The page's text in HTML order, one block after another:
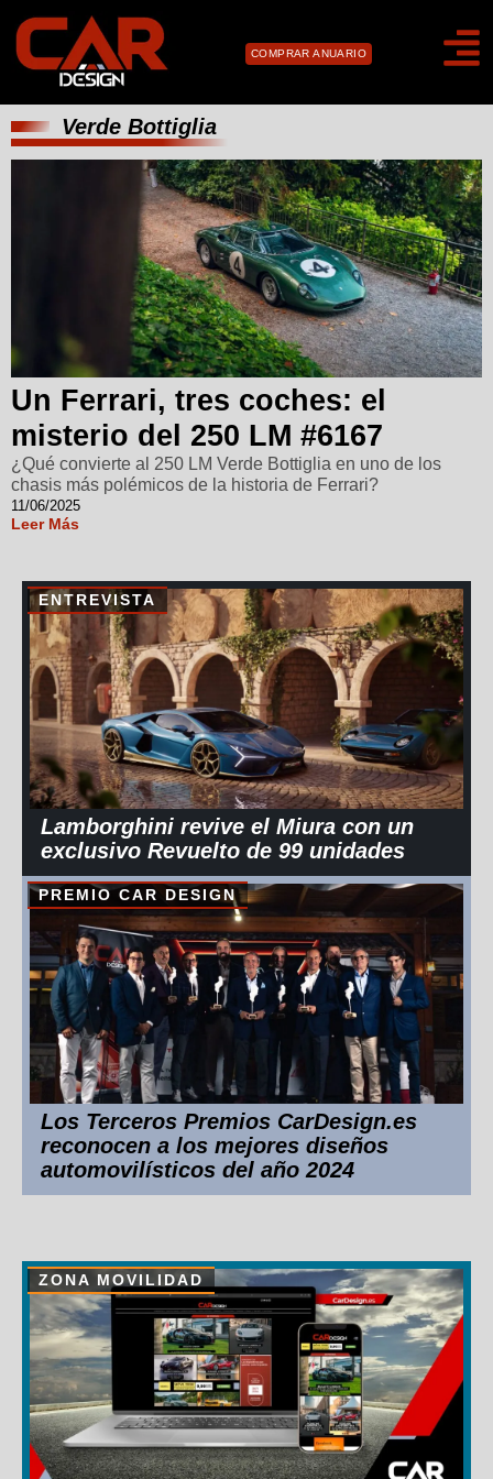
COMPRAR ANUARIO
Verde Bottiglia
Un Ferrari, tres coches: el
misterio del 250 LM #6167
¿Qué convierte al 250 LM Verde Bottiglia en uno de los
chasis más polémicos de la historia de Ferrari?
11/06/2025
Leer Más
ENTREVISTA
Lamborghini revive el Miura con un
exclusivo Revuelto de 99 unidades
PREMIO CAR DESIGN
Los Terceros Premios CarDesign.es
reconocen a los mejores diseños
automovilísticos del año 2024
ZONA MOVILIDAD